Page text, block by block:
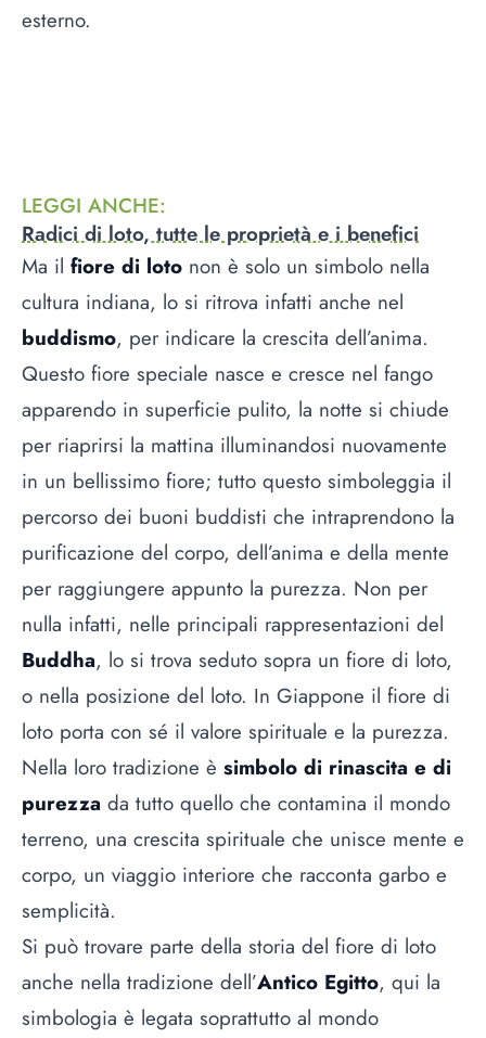
esterno.
LEGGI ANCHE:
Radici di loto, tutte le proprietà e i benefici
Ma il fiore di loto non è solo un simbolo nella
cultura indiana, lo si ritrova infatti anche nel
buddismo, per indicare la crescita dell’anima.
Questo fiore speciale nasce e cresce nel fango
apparendo in superficie pulito, la notte si chiude
per riaprirsi la mattina illuminandosi nuovamente
in un bellissimo fiore; tutto questo simboleggia il
percorso dei buoni buddisti che intraprendono la
purificazione del corpo, dell’anima e della mente
per raggiungere appunto la purezza. Non per
nulla infatti, nelle principali rappresentazioni del
Buddha, lo si trova seduto sopra un fiore di loto,
o nella posizione del loto. In Giappone il fiore di
loto porta con sé il valore spirituale e la purezza.
Nella loro tradizione è simbolo di rinascita e di
purezza da tutto quello che contamina il mondo
terreno, una crescita spirituale che unisce mente e
corpo, un viaggio interiore che racconta garbo e
semplicità.
Si può trovare parte della storia del fiore di loto
anche nella tradizione dell’Antico Egitto, qui la
simbologia è legata soprattutto al mondo